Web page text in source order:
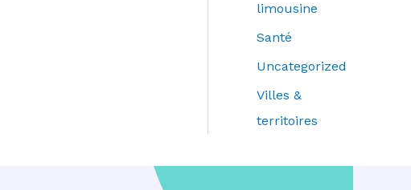
limousine
Santé
Uncategorized
Villes &
territoires